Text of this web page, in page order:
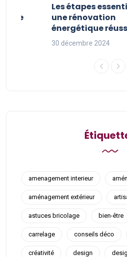
Les étapes
une rénovation
énergétique
30 décembre 2024
amenagement interieur
aménagement extérieur
astuces bricolage bien-être
carrelage conseils déco
créativité design